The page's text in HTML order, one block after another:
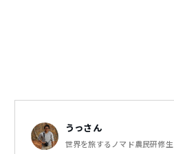
うっさん
世界を旅するノマド農民研修生